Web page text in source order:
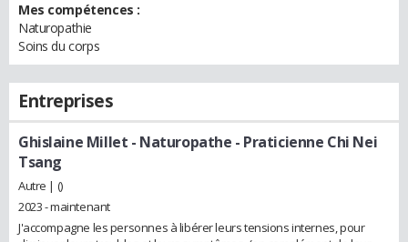
Mes compétences :
Naturopathie
Soins du corps
Entreprises
Ghislaine Millet - Naturopathe - Praticienne Chi Nei
Tsang
Autre | ()
2023 - maintenant
J'accompagne les personnes à libérer leurs tensions internes, pour